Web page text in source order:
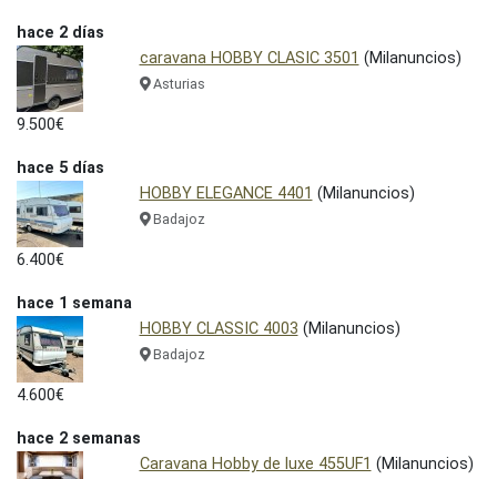
hace 2 días
9.500€
caravana HOBBY CLASIC 3501 (Milanuncios)
Asturias
hace 5 días
6.400€
HOBBY ELEGANCE 4401 (Milanuncios)
Badajoz
hace 1 semana
4.600€
HOBBY CLASSIC 4003 (Milanuncios)
Badajoz
hace 2 semanas
Caravana Hobby de luxe 455UF1 (Milanuncios)